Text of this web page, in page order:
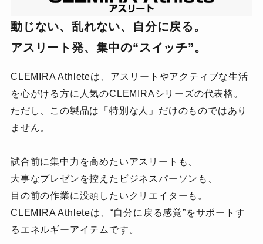
動じない、乱れない、自分に戻る。
アスリート発、集中の“スイッチ”。
CLEMIRA Athleteは、アスリートやアクティブな生活
を心がける方に人気のCLEMIRAシリーズの代表格。
ただし、この製品は「特別な人」だけのものではあり
ません。
試合前に集中力を高めたいアスリートも、
大事なプレゼンを控えたビジネスパーソンも、
目の前の作業に没頭したいクリエイターも。
CLEMIRA Athleteは、“自分に戻る感覚”をサポートす
るエネルギーアイテムです。